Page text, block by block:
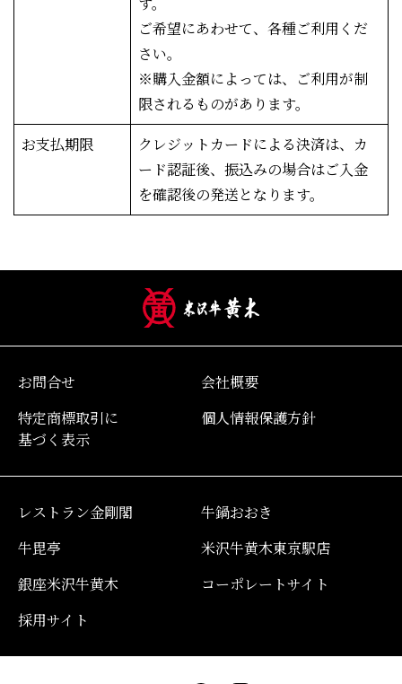
ご希望にあわせて、各種ご利用くだ
さい。
※購入金額によっては、ご利用が制
限されるものがあります。
お支払期限
クレジットカードによる決済は、カ
ード認証後、振込みの場合はご入金
を確認後の発送となります。
お問合せ
会社概要
特定商標取引に
基づく表示
個人情報保護方針
レストラン金剛閣
牛鍋おおき
牛毘亭
米沢牛黄木東京駅店
銀座米沢牛黄木
コーポレートサイト
採用サイト